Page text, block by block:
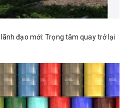
đạo mới: Trọng tâm quay trở lại